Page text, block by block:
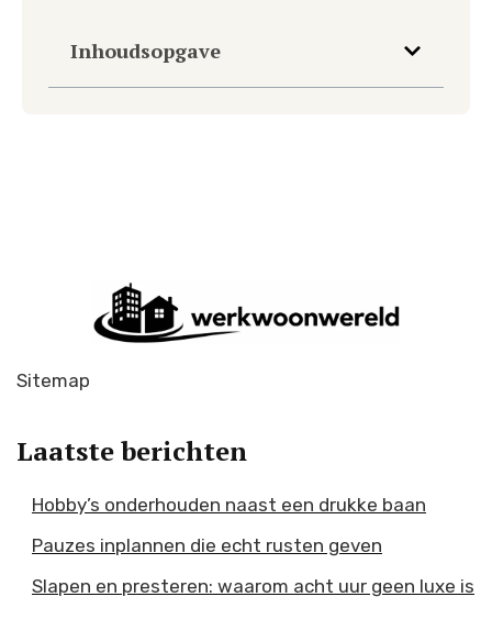
Inhoudsopgave
Sitemap
Laatste berichten
Hobby’s onderhouden naast een drukke baan
Pauzes inplannen die echt rusten geven
Slapen en presteren: waarom acht uur geen luxe is